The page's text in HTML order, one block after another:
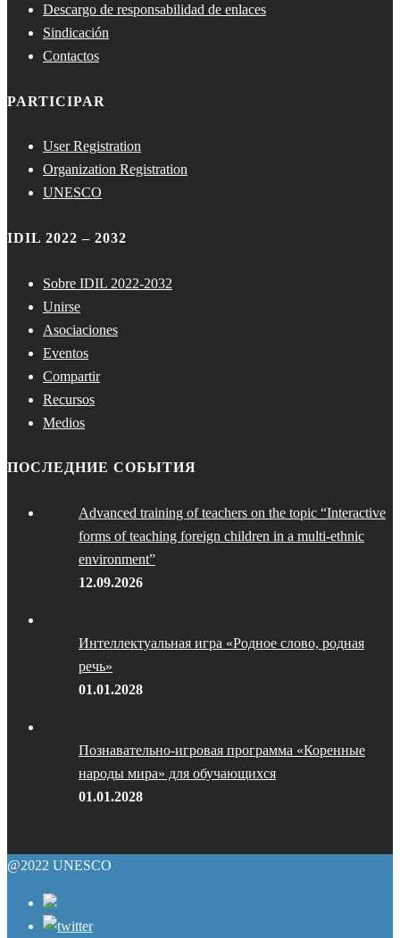
Descargo de responsabilidad de enlaces
Sindicación
Contactos
PARTICIPAR
User Registration
Organization Registration
UNESCO
IDIL 2022 – 2032
Sobre IDIL 2022-2032
Unirse
Asociaciones
Eventos
Compartir
Recursos
Medios
ПОСЛЕДНИЕ СОБЫТИЯ
Advanced training of teachers on the topic “Interactive
forms of teaching foreign children in a multi-ethnic
environment”
12.09.2026
Интеллектуальная игра «Родное слово, родная
речь»
01.01.2028
Познавательно-игровая программа «Коренные
народы мира» для обучающихся
01.01.2028
@2022 UNESCO